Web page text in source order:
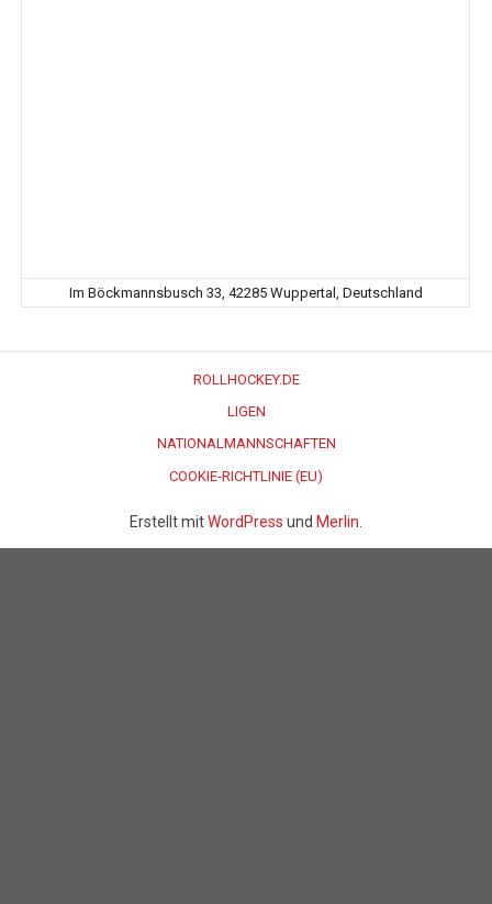
Im Böckmannsbusch 33, 42285 Wuppertal, Deutschland
ROLLHOCKEY.DE
LIGEN
NATIONALMANNSCHAFTEN
COOKIE-RICHTLINIE (EU)
Erstellt mitWordPress und Merlin